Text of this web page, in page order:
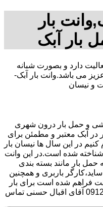
بار
بار آبک
دارد و بصورت شبانه
می باشد.وانت بار آبک-
و نیسان
و حمل بار درون شهری
در آبک معتبر و مطمئن برای
کنیم در این سال ها نیسان بار
شناخته شده است.در این وانت
حمل بار مانند بسته بندی
باربری و همچنین
فراهم شده است برای بار
از تهران به شهرستان ها با 09125758177 آقای اقبال حسنی تماس